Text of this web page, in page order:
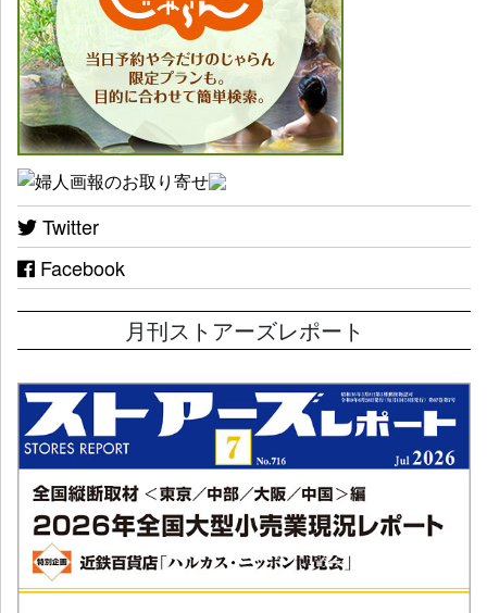
Twitter
Facebook
月刊ストアーズレポート